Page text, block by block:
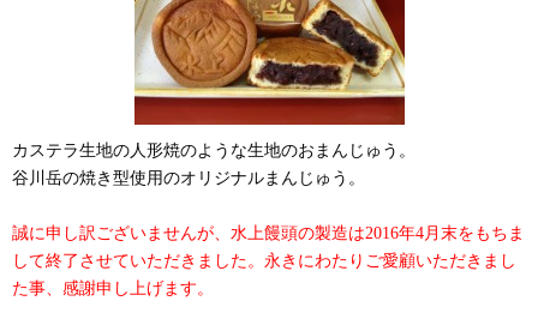
カステラ生地の人形焼のような生地のおまんじゅう。
谷川岳の焼き型使用のオリジナルまんじゅう。
誠に申し訳ございませんが、水上饅頭の製造は2016年4月末をもちま
して終了させていただきました。永きにわたりご愛顧いただきまし
た事、感謝申し上げます。